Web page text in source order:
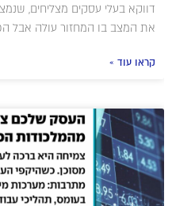
דווקא בעלי עסקים מצליחים,
את המצב בו המחזור עולה אבל
קראו עוד »